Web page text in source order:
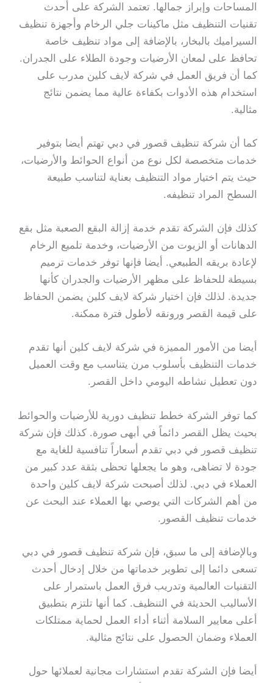
المساحات وإبراز جمالها. تعتمد الشركة على أحدث
تقنيات التنظيف مثل ماكينات جلي الرخام وأجهزة تنظيف
السيراميك بالبخار، بالإضافة إلى مواد تنظيف خاصة
تحافظ على لمعان الأرضيات وجودة الطلاء على الجدران.
كما أن فريق العمل في شركة لايف كلين مدرب على
استخدام هذه الأدوات بكفاءة عالية مما يضمن نتائج
مثالية.
كما أن شركة تنظيف قصور في دبي تهتم أيضا بتوفير
خدمات متخصصة لكل نوع من أنواع الحوائط والأرضيات،
حيث يتم اختيار مواد التنظيف بعناية لتناسب طبيعة
السطح المراد تنظيفه.
كذلك فإن الشركة تقدم خدمة إزالة البقع الصعبة مثل بقع
الدهانات أو الزيوت من الأرضيات، وخدمة تلميع الرخام
لإعادة بريقه الطبيعي. أيضا فإنها توفر خدمات ترميم
بسيطة للحفاظ على مظهر الأرضيات والجدران كأنها
جديدة. لذلك فإن اختيار شركة لايف كلين يضمن الحفاظ
على قيمة القصر ورونقه لأطول فترة ممكنة.
أيضا من الأمور المميزة في شركة لايف كلين أنها تقدم
خدمات التنظيف بأسلوب مرن يتناسب مع وقت العميل
دون تعطيل نشاطه اليومي داخل القصر.
كما توفر الشركة خطط تنظيف دورية للأرضيات والحوائط
بحيث يظل القصر دائماً في أبهى صورة. كذلك فإن شركة
تنظيف قصور في دبي تقدم أسعاراً تنافسية للغاية مع
جودة لا تضاهى، وهو ما يجعلها تحظى بثقة عدد كبير من
العملاء في دبي. لذلك أصبحت شركة لايف كلين واحدة
من أهم الشركات التي يوصي بها العملاء عند البحث عن
خدمات تنظيف القصور.
وبالإضافة إلى ما سبق، فإن شركة تنظيف قصور في دبي
تسعى دائما إلى تطوير خدماتها من خلال إدخال أحدث
التقنيات العالمية وتدريب فرق العمل باستمرار على
الأساليب الحديثة في التنظيف. كما أنها تلتزم بتطبيق
أعلى معايير السلامة أثناء أداء العمل لحماية ممتلكات
العملاء وضمان الحصول على نتائج مثالية.
أيضا فإن الشركة تقدم استشارات مجانية لعملائها حول